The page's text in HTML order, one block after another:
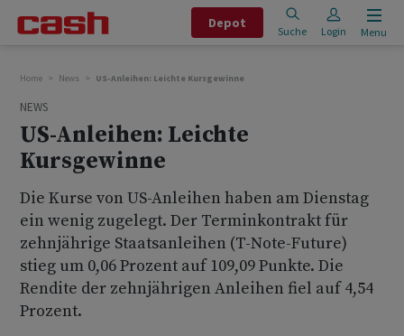
Depot
Suche Login Menu
Home News US-Anleihen: Leichte Kursgewinne
NEWS
US-Anleihen: Leichte
Kursgewinne
Die Kurse von US-Anleihen haben am Dienstag
ein wenig zugelegt. Der Terminkontrakt für
zehnjährige Staatsanleihen (T-Note-Future)
stieg um 0,06 Prozent auf 109,09 Punkte. Die
Rendite der zehnjährigen Anleihen fiel auf 4,54
Prozent.